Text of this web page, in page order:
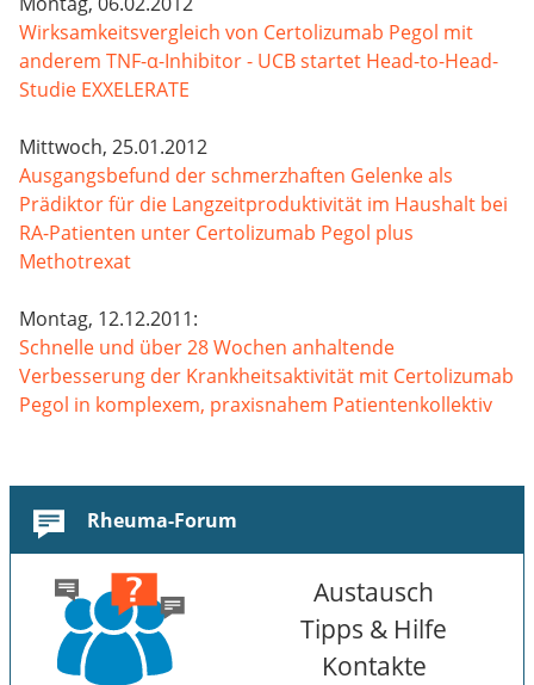
Wirksamkeitsvergleich von Certolizumab Pegol mit
anderem TNF-α-Inhibitor - UCB startet Head-to-Head-
Studie EXXELERATE
Mittwoch, 25.01.2012
Ausgangsbefund der schmerzhaften Gelenke als
Prädiktor für die Langzeitproduktivität im Haushalt bei
RA-Patienten unter Certolizumab Pegol plus
Methotrexat
Montag, 12.12.2011:
Schnelle und über 28 Wochen anhaltende
Verbesserung der Krankheitsaktivität mit Certolizumab
Pegol in komplexem, praxisnahem Patientenkollektiv
Rheuma-Forum
Austausch
Tipps & Hilfe
Kontakte